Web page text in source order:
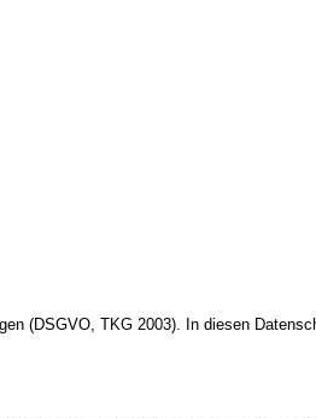
(DSGVO, TKG 2003). In diesen